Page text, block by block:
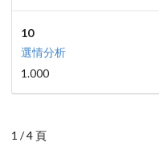
10
選情分析
1.000
1 / 4 頁